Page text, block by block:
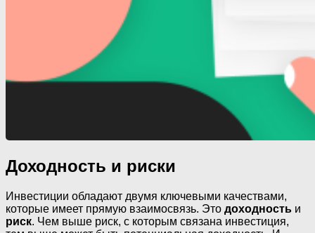
Доходность и риски
Инвестиции обладают двумя ключевыми качествами,
которые имеет прямую взаимосвязь. Это доходность и
риск. Чем выше риск, с которым связана инвестиция,